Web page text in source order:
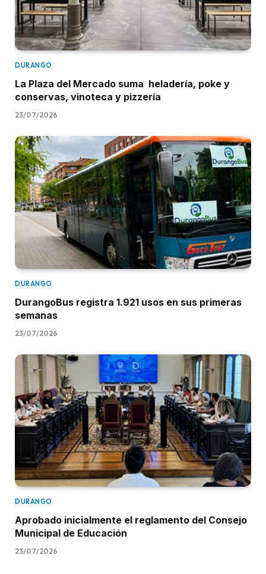
DURANGO
La Plaza del Mercado suma heladería, poke y
conservas, vinoteca y pizzería
23/07/2026
DURANGO
DurangoBus registra 1.921 usos en sus primeras
semanas
23/07/2026
DURANGO
Aprobado inicialmente el reglamento del Consejo
Municipal de Educación
23/07/2026